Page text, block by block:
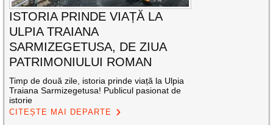
ISTORIA PRINDE VIAȚĂ LA
ULPIA TRAIANA
SARMIZEGETUSA, DE ZIUA
PATRIMONIULUI ROMAN
Timp de două zile, istoria prinde viață la Ulpia
Traiana Sarmizegetusa! Publicul pasionat de
istorie
CITEȘTE MAI DEPARTE